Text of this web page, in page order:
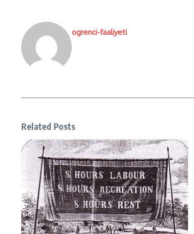
ogrenci-faaliyeti
Related Posts